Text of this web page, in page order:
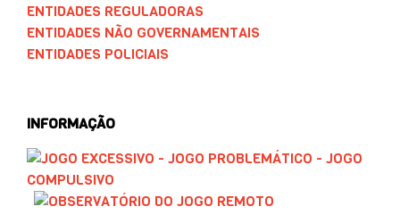
ENTIDADES REGULADORAS
ENTIDADES NÃO GOVERNAMENTAIS
ENTIDADES POLICIAIS
INFORMAÇÃO